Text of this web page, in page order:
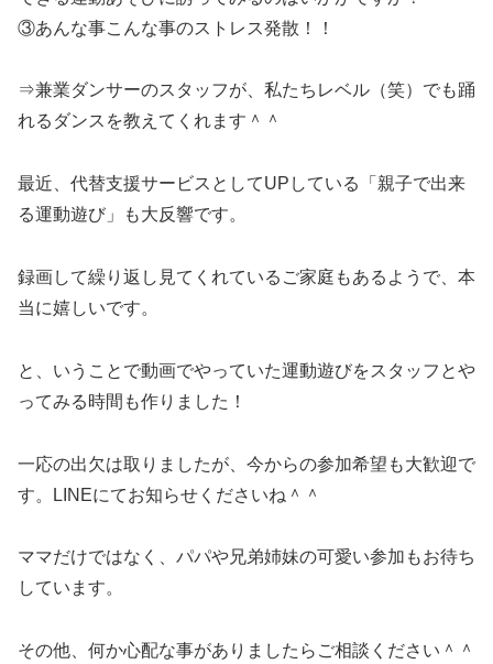
③あんな事こんな事のストレス発散！！
⇒兼業ダンサーのスタッフが、私たちレベル（笑）でも踊
れるダンスを教えてくれます＾＾
最近、代替支援サービスとしてUPしている「親子で出来
る運動遊び」も大反響です。
録画して繰り返し見てくれているご家庭もあるようで、本
当に嬉しいです。
と、いうことで動画でやっていた運動遊びをスタッフとや
ってみる時間も作りました！
一応の出欠は取りましたが、今からの参加希望も大歓迎で
す。LINEにてお知らせくださいね＾＾
ママだけではなく、パパや兄弟姉妹の可愛い参加もお待ち
しています。
その他、何か心配な事がありましたらご相談ください＾＾